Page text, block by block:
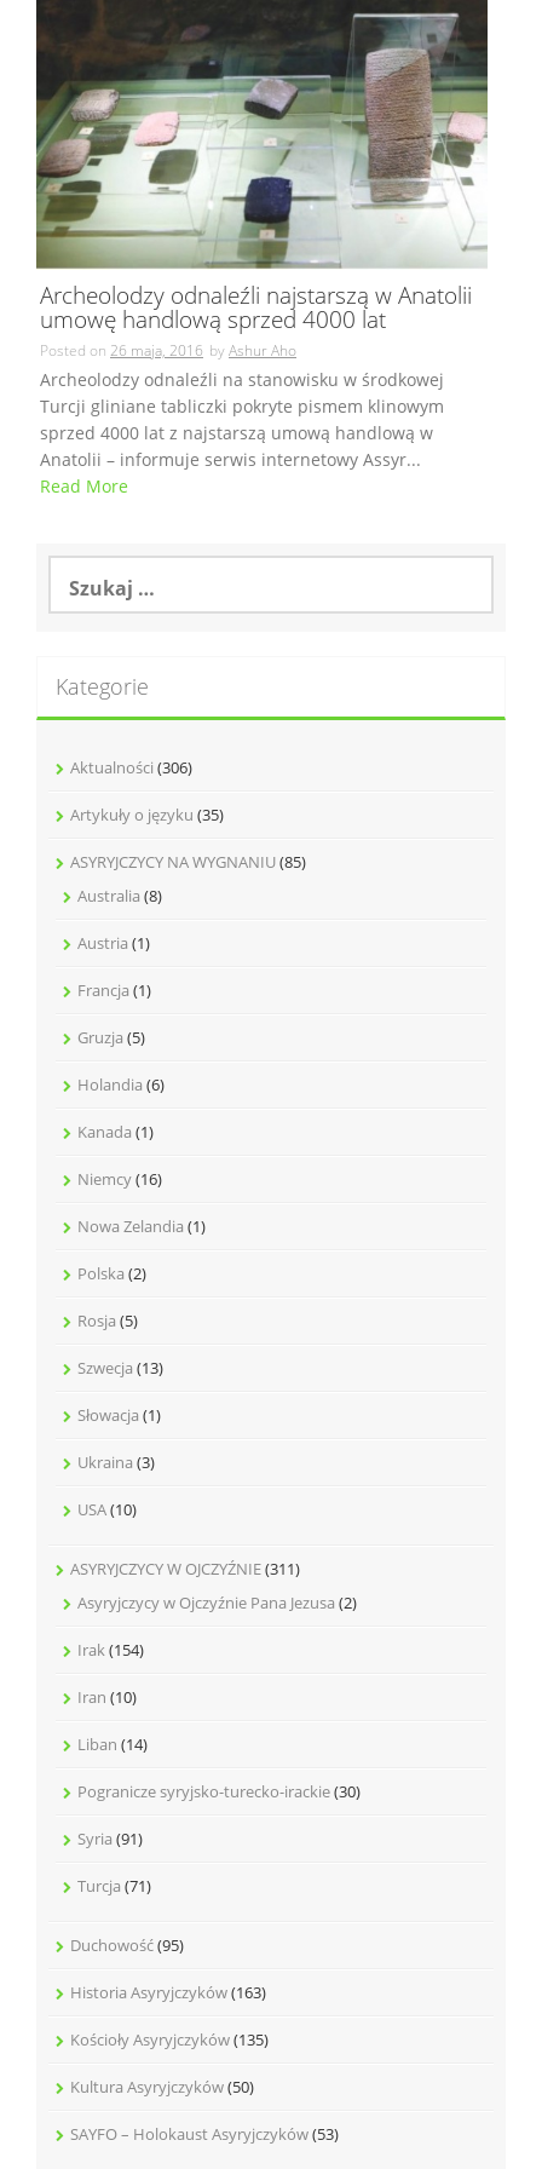
Archeolodzy odnaleźli najstarszą w Anatolii
umowę handlową sprzed 4000 lat
Posted on 26 maja, 2016 byAshur Aho
Archeolodzy odnaleźli na stanowisku w środkowej
Turcji gliniane tabliczki pokryte pismem klinowym
sprzed 4000 lat z najstarszą umową handlową w
Anatolii – informuje serwis internetowy Assyr...
Read More
Szukaj:
Kategorie
Aktualności (306)
Artykuły o języku (35)
ASYRYJCZYCY NA WYGNANIU(85)
Australia (8)
Austria (1)
Francja (1)
Gruzja (5)
Holandia (6)
Kanada (1)
Niemcy(16)
Nowa Zelandia (1)
Polska (2)
Rosja (5)
Szwecja (13)
Słowacja (1)
Ukraina (3)
USA(10)
ASYRYJCZYCY W OJCZYŹNIE(311)
Asyryjczycy w Ojczyźnie Pana Jezusa (2)
Irak(154)
Iran (10)
Liban (14)
Pogranicze syryjsko-turecko-irackie(30)
Syria (91)
Turcja (71)
Duchowość(95)
Historia Asyryjczyków(163)
Kościoły Asyryjczyków(135)
Kultura Asyryjczyków(50)
SAYFO – Holokaust Asyryjczyków(53)